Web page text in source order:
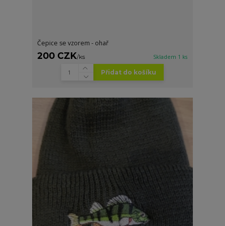
Čepice se vzorem - ohař
200 CZK/ks Skladem 1 ks
Přidat do košíku